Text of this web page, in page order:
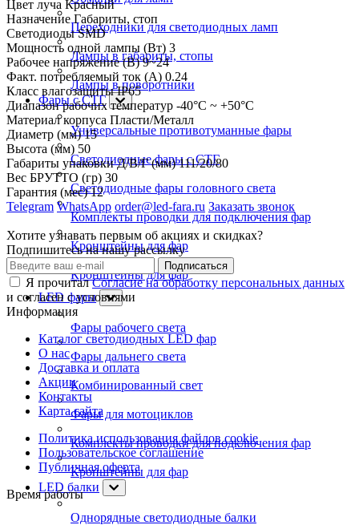
Переходники для светодиодных ламп
Лампы в габариты, стопы
Лампы в поворотники
Фары с СТГ
Универсальные противотуманные фары
Светодиодные фары с СТГ
Светодиодные фары головного света
Комплекты проводки для подключения фар
Кронштейны для фар
Кронштейны для фар
LED фары
Фары рабочего света
Фары дальнего света
Комбинированный свет
Фары для мотоциклов
Комплекты проводки для подключения фар
Кронштейны для фар
LED балки
Однорядные светодиодные балки
Цвет луча Красный
Назначение Габариты, стоп
Светодиоды SMD
Мощность одной лампы (Вт) 3
Рабочее напряжение (В) 9~24
Факт. потребляемый ток (А) 0.24
Класс влагозащиты IP65
Диапазон рабочих температур -40°С ~ +50°С
Материал корпуса Пласти/Металл
Диаметр (мм) 15
Высота (мм) 50
Габариты упаковки Д/В/Г (мм) 111/20/80
Вес БРУТТО (гр) 30
Гарантия (мес) 12
Telegram WhatsApp order@led-fara.ru Заказать звонок
Хотите узнавать первым об акциях и скидках?
Подпишитесь на нашу рассылку
Подписаться
Я прочиталСогласие на обработку персональных данных
и согласен с условиями
Информация
Каталог светодиодных LED фар
О нас
Доставка и оплата
Акции
Контакты
Карта сайта
Политика использования файлов cookie
Пользовательское соглашение
Публичная оферта
Время работы